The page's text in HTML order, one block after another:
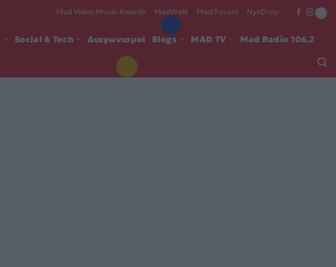
Mad Video Music Awards MadWalk Mad Forum NyxDrop
Social & Tech Διαγωνισμοί Blogs MAD TV Mad Radio 106.2